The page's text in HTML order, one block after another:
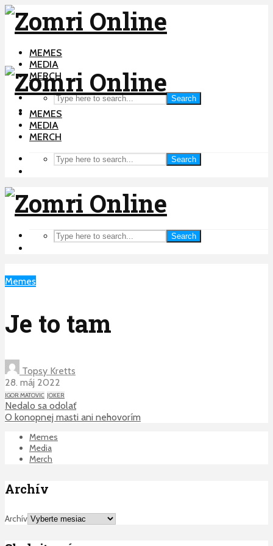
MEMES
MEDIA
MERCH
Search
MEMES
MEDIA
MERCH
Search
Search
Memes
Je to tam
Topsy Kretts
28. máj 2022
IGOR MATOVIC JOKER
Nedalo sa odolať
O konopnej masti ani nehovorím
Memes
Media
Merch
Archív
Archív